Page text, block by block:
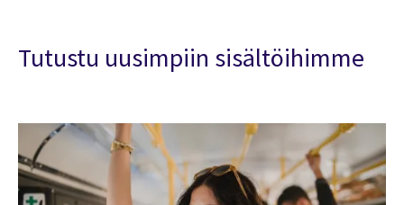
Tutustu uusimpiin sisältöihimme